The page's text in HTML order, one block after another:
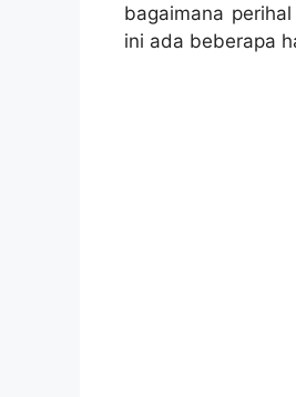
bagaimana
ini ada beberapa